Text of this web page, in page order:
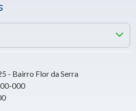
- Bairro Flor da Serra
000